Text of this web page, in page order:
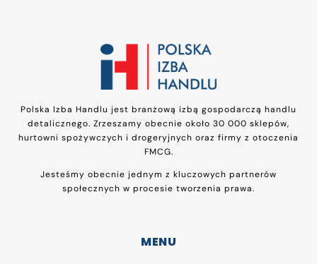
Polska Izba Handlu jest branżową izbą gospodarczą handlu
detalicznego. Zrzeszamy obecnie około 30 000 sklepów,
hurtowni spożywczych i drogeryjnych oraz firmy z otoczenia
FMCG.
Jesteśmy obecnie jednym z kluczowych partnerów
społecznych w procesie tworzenia prawa.
MENU